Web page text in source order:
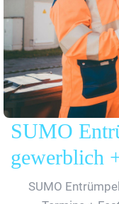
SUMO
gewerblich
SUMO